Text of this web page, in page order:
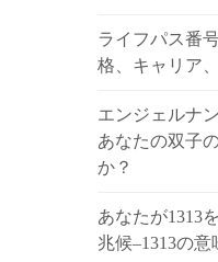
ライフパス番
格、キャリア
エンジェルナ
あなたの双子
か？
あなたが1313
兆候–1313の意